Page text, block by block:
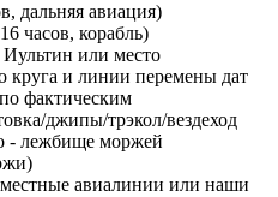
дальняя авиация)
часов, корабль)
или место
круга и линии перемены дат
фактическим
джипы/трэкол/вездеход
- лежбище моржей
авиалинии или наши